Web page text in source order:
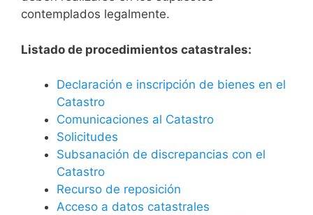
contemplados legalmente.
Listado de procedimientos catastrales:
Declaración e inscripción de bienes en el
Catastro
Comunicaciones al Catastro
Solicitudes
Subsanación de discrepancias con el
Catastro
Recurso de reposición
Acceso a datos catastrales